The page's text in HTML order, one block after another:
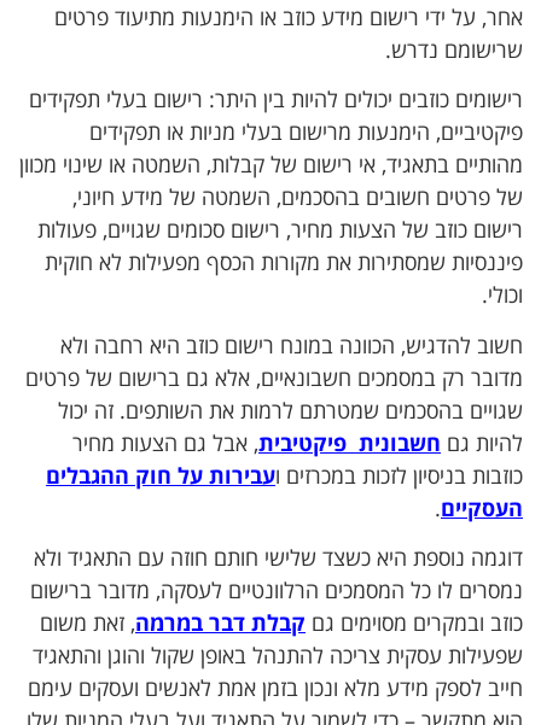
אחר, על ידי רישום מידע כוזב או הימנעות מתיעוד פרטים
שרישומם נדרש.
רישומים כוזבים יכולים להיות בין היתר: רישום בעלי תפקידים
פיקטיביים, הימנעות מרישום בעלי מניות או תפקידים
מהותיים בתאגיד, אי רישום של קבלות, השמטה או שינוי מכוון
של פרטים חשובים בהסכמים, השמטה של מידע חיוני,
רישום כוזב של הצעות מחיר, רישום סכומים שגויים, פעולות
פיננסיות שמסתירות את מקורות הכסף מפעילות לא חוקית
וכולי.
חשוב להדגיש, הכוונה במונח רישום כוזב היא רחבה ולא
מדובר רק במסמכים חשבונאיים, אלא גם ברישום של פרטים
שגויים בהסכמים שמטרתם לרמות את השותפים. זה יכול
להיות גםחשבונית פיקטיבית, אבל גם הצעות מחיר
כוזבות בניסיון לזכות במכרזים ועבירות על חוק ההגבלים
העסקיים.
דוגמה נוספת היא כשצד שלישי חותם חוזה עם התאגיד ולא
נמסרים לו כל המסמכים הרלוונטיים לעסקה, מדובר ברישום
כוזב ובמקרים מסוימים גםקבלת דבר במרמה, זאת משום
שפעילות עסקית צריכה להתנהל באופן שקול והוגן והתאגיד
חייב לספק מידע מלא ונכון בזמן אמת לאנשים ועסקים עימם